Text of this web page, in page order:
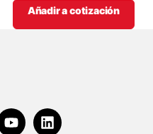
Añadir a cotización